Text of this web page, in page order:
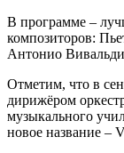
В программе –
композиторов:
Антонио
Отметим, что в
дирижёром
музыкального
новое название